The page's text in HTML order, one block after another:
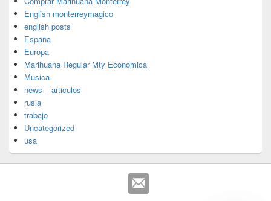
English monterreymagico
english posts
España
Europa
Marihuana Regular Mty Economica
Musica
news – articulos
rusia
trabajo
Uncategorized
usa